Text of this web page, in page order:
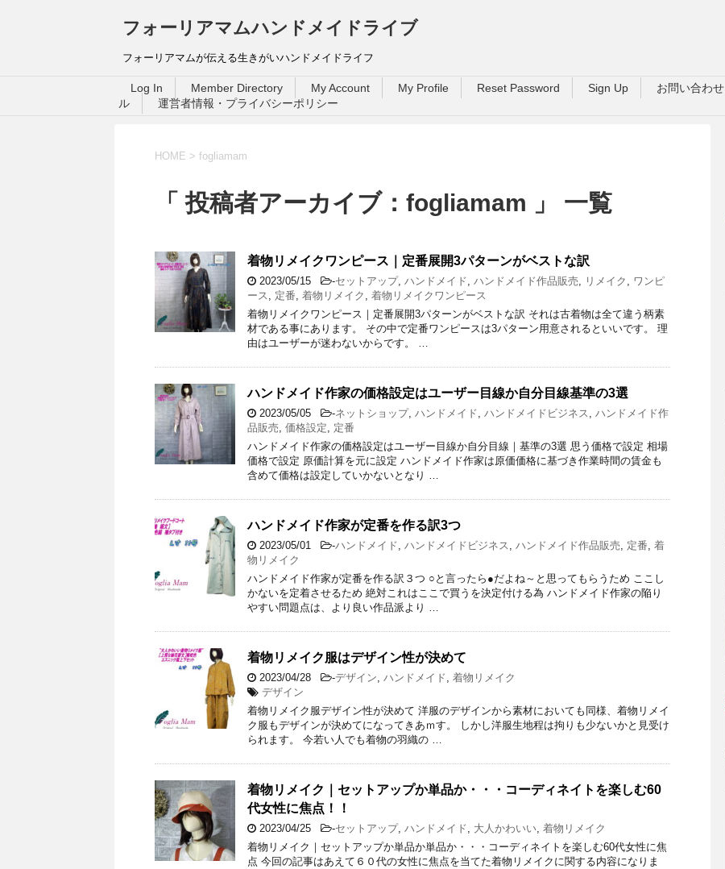
フォーリアマムハンドメイドライブ
フォーリアマムが伝える生きがいハンドメイドライフ
Log In Member Directory My Account My Profile Reset Password Sign Up お問い合わせ
ル
運営者情報・プライバシーポリシー
HOME > fogliamam
「 投稿者アーカイブ：fogliamam 」 一覧
着物リメイクワンピース｜定番展開3パターンがベストな訳
2023/05/15 -セットアップ, ハンドメイド, ハンドメイド作品販売, リメイク , ワンピ
ース , 定番, 着物リメイク , 着物リメイクワンピース
着物リメイクワンピース｜定番展開3パターンがベストな訳 それは古着物は全て違う柄素
材である事にあります。 その中で定番ワンピースは3パターン用意されるといいです。 理
由はユーザーが迷わないからです。 …
ハンドメイド作家の価格設定はユーザー目線か自分目線基準の3選
2023/05/05 -ネットショップ, ハンドメイド, ハンドメイドビジネス , ハンドメイド作
品販売, 価格設定, 定番
ハンドメイド作家の価格設定はユーザー目線か自分目線｜基準の3選 思う価格で設定 相場
価格で設定 原価計算を元に設定 ハンドメイド作家は原価価格に基づき作業時間の賃金も
含めて価格は設定していかないとなり …
ハンドメイド作家が定番を作る訳3つ
2023/05/01 -ハンドメイド, ハンドメイドビジネス , ハンドメイド作品販売, 定番, 着
物リメイク
ハンドメイド作家が定番を作る訳３つ ○と言ったら●だよね～と思ってもらうため ここし
かないを定着させるため 絶対これはここで買うを決定付ける為 ハンドメイド作家の陥り
やすい問題点は、より良い作品派より …
着物リメイク服はデザイン性が決めて
2023/04/28 -デザイン, ハンドメイド, 着物リメイク
デザイン
着物リメイク服デザイン性が決めて 洋服のデザインから素材においても同様、着物リメイ
ク服もデザインが決めてになってきあｍす。 しかし洋服生地程は拘りも少ないかと見受け
られます。 今若い人でも着物の羽織の …
着物リメイク｜セットアップか単品か・・・コーディネイトを楽しむ60
代女性に焦点！！
2023/04/25 -セットアップ, ハンドメイド, 大人かわいい, 着物リメイク
着物リメイク｜セットアップか単品か単品か・・・コーディネイトを楽しむ60代女性に焦
点 今回の記事はあえて６０代の女性に焦点を当てた着物リメイクに関する内容になりま